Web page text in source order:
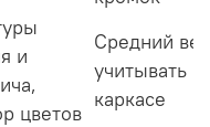
и
цветов
Средний
учитывать в
каркасе